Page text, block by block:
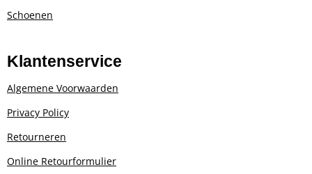
Schoenen
Klantenservice
Algemene Voorwaarden
Privacy Policy
Retourneren
Online Retourformulier